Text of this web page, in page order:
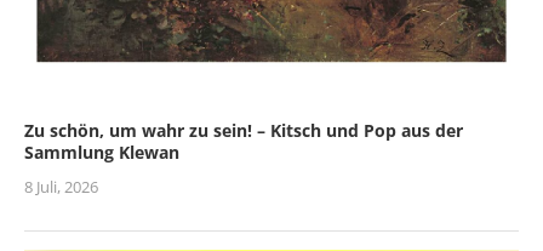
Zu schön, um wahr zu sein! – Kitsch und Pop aus der
Sammlung Klewan
8 Juli, 2026